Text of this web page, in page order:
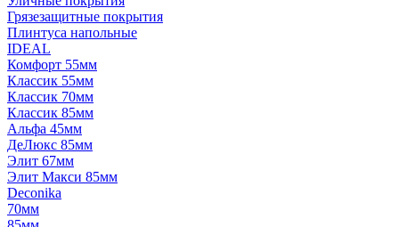
Грязезащитные покрытия
Плинтуса напольные
IDEAL
Комфорт 55мм
Классик 55мм
Классик 70мм
Классик 85мм
Альфа 45мм
ДеЛюкс 85мм
Элит 67мм
Элит Макси 85мм
Deconika
70мм